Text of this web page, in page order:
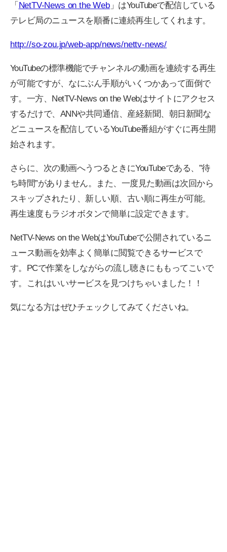
「 NetTV-News on the Web」はYouTubeで配信している
テレビ局のニュースを順番に連続再生してくれます。
http://so-zou.jp/web-app/news/nettv-news/
YouTubeの標準機能でチャンネルの動画を連続する再生
が可能ですが、なにぶん手順がいくつかあって面倒で
す。一方、NetTV-News on the Webはサイトにアクセス
するだけで、ANNや共同通信、産経新聞、朝日新聞な
どニュースを配信しているYouTube番組がすぐに再生開
始されます。
さらに、次の動画へうつるときにYouTubeである、”待
ち時間”がありません。また、一度見た動画は次回から
スキップされたり、新しい順、古い順に再生が可能。
再生速度もラジオボタンで簡単に設定できます。
NetTV-News on the WebはYouTubeで公開されているニ
ュース動画を効率よく簡単に閲覧できるサービスで
す。PCで作業をしながらの流し聴きにももってこいで
す。これはいいサービスを見つけちゃいました！！
気になる方はぜひチェックしてみてくださいね。